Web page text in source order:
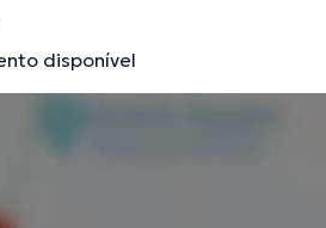
do doctoranytime, baseada em
disponível